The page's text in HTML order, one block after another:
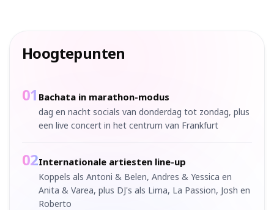
Hoogtepunten
01 Bachata in marathon-modus
dag en nacht socials van donderdag tot zondag, plus
een live concert in het centrum van Frankfurt
02Internationale artiesten line-up
Koppels als Antoni & Belen, Andres & Yessica en
Anita & Varea, plus DJ's als Lima, La Passion, Josh en
Roberto